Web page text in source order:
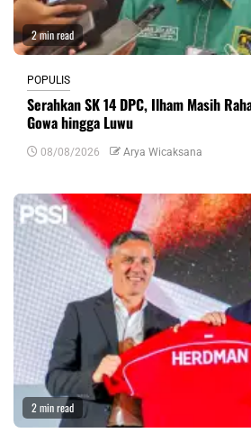
2 min read
POPULIS
Serahkan SK 14 DPC, Ilham Masih
Gowa hingga Luwu
08/08/2026 Arya Wicaksana
2 min read